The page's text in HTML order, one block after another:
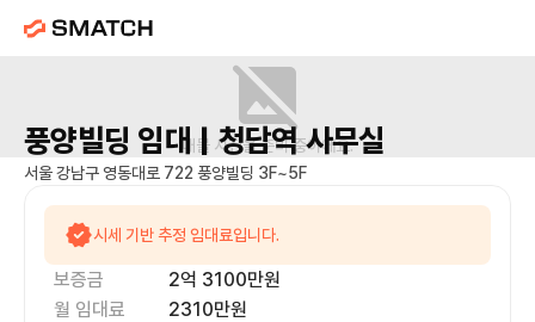
매물 사진을 준비 중이에요.
풍양빌딩 임대 | 청담역사무실
서울 강남구 영동대로 722 풍양빌딩 3F~5F
시세 기반 추정 임대료입니다.
보증금 2억 3100만원
월 임대료
2310만원